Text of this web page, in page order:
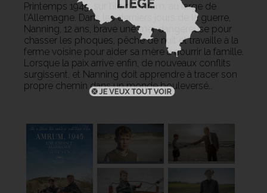
Printemps 1945, sur l’île d’Amrum, au large de
l'Allemagne. Dans les derniers jours de la guerre,
Nanning, 12 ans, brave une mer dangereuse pour
chasser les phoques, pêche de nuit et travaille à la
ferme voisine pour aider sa mère à nourrir la famille.
Lorsque la paix arrive enfin, de nouveaux conflits
surgissent, et Nanning doit apprendre à tracer son
propre chemin dans un monde bouleversé…